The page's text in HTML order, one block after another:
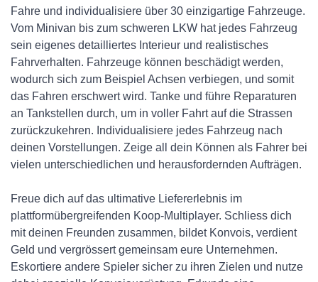
Fahre und individualisiere über 30 einzigartige Fahrzeuge.
Vom Minivan bis zum schweren LKW hat jedes Fahrzeug
sein eigenes detailliertes Interieur und realistisches
Fahrverhalten. Fahrzeuge können beschädigt werden,
wodurch sich zum Beispiel Achsen verbiegen, und somit
das Fahren erschwert wird. Tanke und führe Reparaturen
an Tankstellen durch, um in voller Fahrt auf die Strassen
zurückzukehren. Individualisiere jedes Fahrzeug nach
deinen Vorstellungen. Zeige all dein Können als Fahrer bei
vielen unterschiedlichen und herausfordernden Aufträgen.
Freue dich auf das ultimative Liefererlebnis im
plattformübergreifenden Koop-Multiplayer. Schliess dich
mit deinen Freunden zusammen, bildet Konvois, verdient
Geld und vergrössert gemeinsam eure Unternehmen.
Eskortiere andere Spieler sicher zu ihren Zielen und nutze